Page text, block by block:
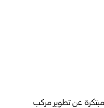
عن تطوير مركب